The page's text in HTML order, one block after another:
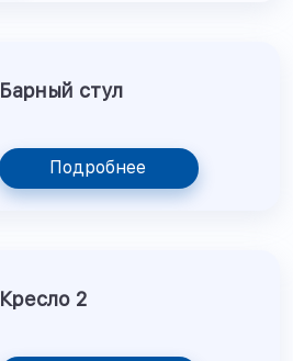
Барный стул
Подробнее
Кресло 2